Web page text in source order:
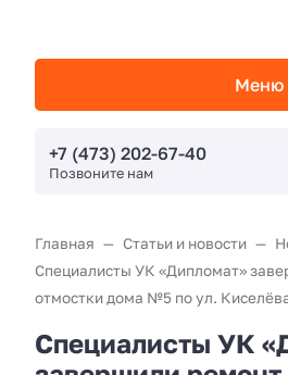
Меню
+7 (473) 202-67-40
Позвоните нам
Главная Статьи и новости
Специалисты УК «Дипломат»
отмостки дома №5 по ул.
Специалисты УК